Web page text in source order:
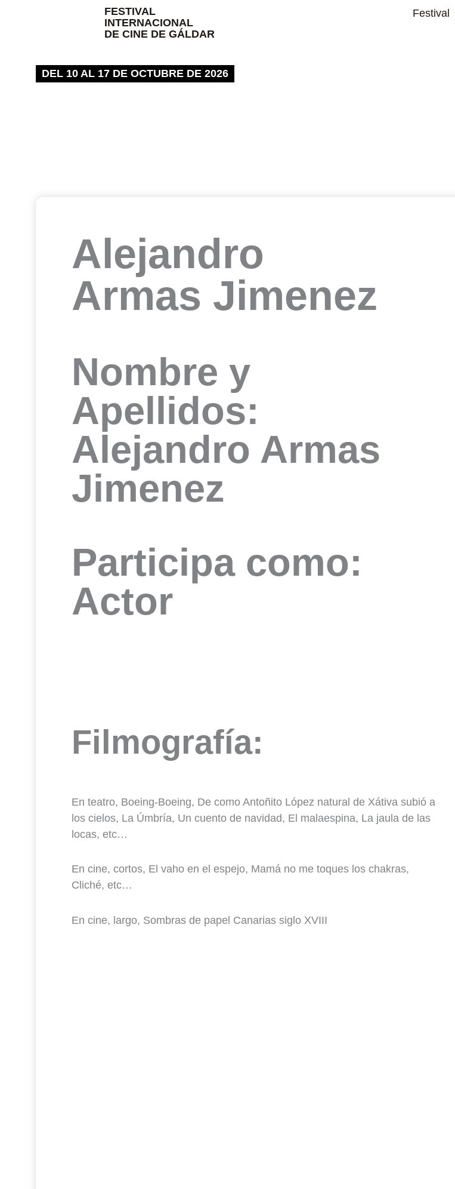
FESTIVAL
INTERNACIONAL
DE CINE DE GÁLDAR
DEL 10 AL 17 DE OCTUBRE DE 2026
Festival
Alejandro
Armas Jimenez
Nombre y
Apellidos:
Alejandro Armas
Jimenez
Participa como:
Actor
Filmografía:
En teatro, Boeing-Boeing, De como Antoñito López natural de Xátiva subió a
los cielos, La Úmbría, Un cuento de navidad, El malaespina, La jaula de las
locas, etc…
En cine, cortos, El vaho en el espejo, Mamá no me toques los chakras,
Cliché, etc…
En cine, largo, Sombras de papel Canarias siglo XVIII